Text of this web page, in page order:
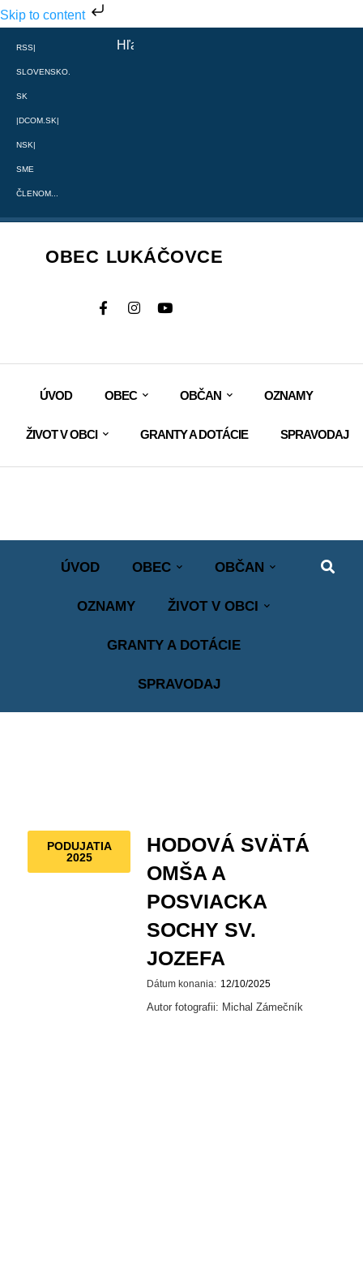
Skip to content
RSS|
SLOVENSKO.
SK
|DCOM.SK|
NSK|
SME
ČLENOM...
OBEC LUKÁČOVCE
ÚVOD OBEC OBČAN OZNAMY
ŽIVOT V OBCI GRANTY A DOTÁCIE SPRAVODAJ
ÚVOD OBEC OBČAN
OZNAMY ŽIVOT V OBCI
GRANTY A DOTÁCIE
SPRAVODAJ
PODUJATIA
2025
HODOVÁ SVÄTÁ
OMŠA A
POSVIACKA
SOCHY SV.
JOZEFA
Dátum konania: 12/10/2025
Autor fotografii: Michal Zámečník